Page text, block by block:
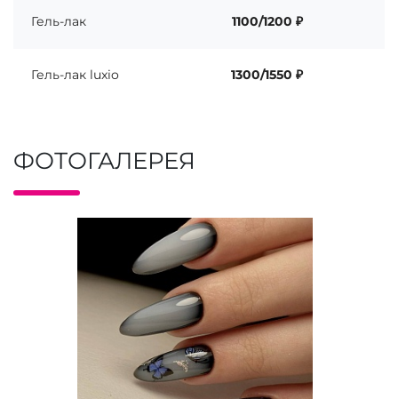
Гель-лак 1100/1200 ₽
Гель-лак luxio 1300/1550 ₽
ФОТОГАЛЕРЕЯ